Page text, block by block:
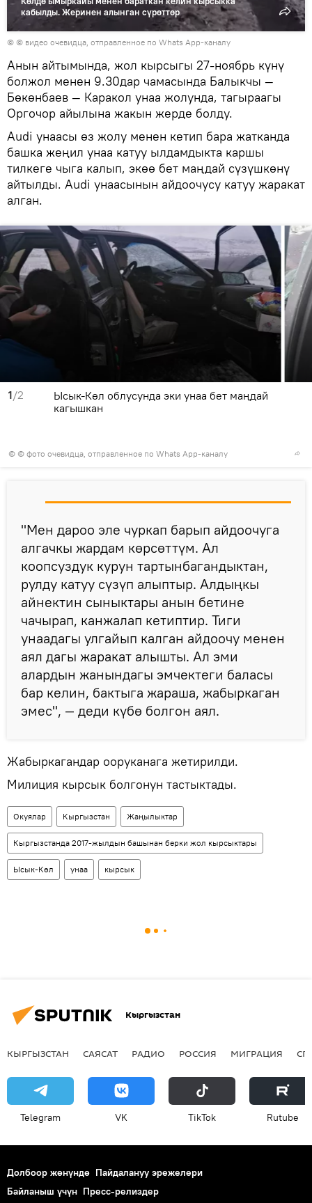
кабылды. Жеринен алынган сүрөттөр
© © видео очевидца, отправленное по Whats App-каналу
Анын айтымында, жол кырсыгы 27-ноябрь күнү
болжол менен 9.30дар чамасында Балыкчы —
Бөкөнбаев — Каракол унаа жолунда, тагыраагы
Оргочор айылына жакын жерде болду.
Audi унаасы өз жолу менен кетип бара жатканда
башка жеңил унаа катуу ылдамдыкта каршы
тилкеге чыга калып, экөө бет маңдай сүзүшкөнү
айтылды. Audi унаасынын айдоочусу катуу жаракат
алган.
1/2
© © фото очевидца, отправленное по Whats App-каналу
Ысык-Көл облусунда эки унаа бет маңдай
кагышкан
"Мен дароо эле чуркап барып айдоочуга
алгачкы жардам көрсөттүм. Ал
коопсуздук курун тартынбагандыктан,
рулду катуу сүзүп алыптыр. Алдыңкы
айнектин сыныктары анын бетине
чачырап, канжалап кетиптир. Тиги
унаадагы улгайып калган айдоочу менен
аял дагы жаракат алышты. Ал эми
алардын жанындагы эмчектеги баласы
бар келин, бактыга жараша, жабыркаган
эмес", — деди күбө болгон аял.
Жабыркагандар ооруканага жетирилди.
Милиция кырсык болгонун тастыктады.
Окуялар Кыргызстан Жаңылыктар
Кыргызстанда 2017-жылдын башынан берки жол кырсыктары
Ысык-Көл унаа кырсык
Кыргызстан
КЫРГЫЗСТАН САЯСАТ РАДИО РОССИЯ МИГРАЦИЯ
Telegram VK ТikТоk Rutube
Долбоор жөнүндө Пайдалануу эрежелери
Байланыш үчүн Пресс-релиздер